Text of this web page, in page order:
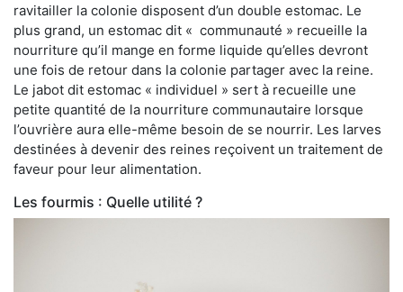
ravitailler la colonie disposent d’un double estomac. Le
plus grand, un estomac dit « communauté » recueille la
nourriture qu’il mange en forme liquide qu’elles devront
une fois de retour dans la colonie partager avec la reine.
Le jabot dit estomac « individuel » sert à recueille une
petite quantité de la nourriture communautaire lorsque
l’ouvrière aura elle-même besoin de se nourrir. Les larves
destinées à devenir des reines reçoivent un traitement de
faveur pour leur alimentation.
Les fourmis : Quelle utilité ?